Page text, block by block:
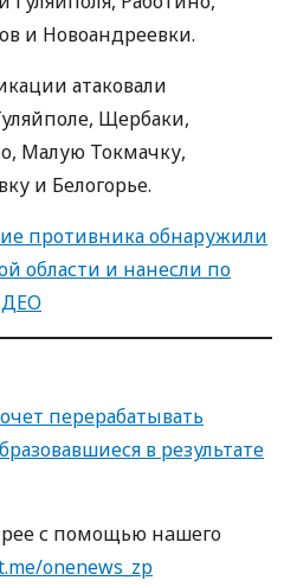
и Новоандреевки.
атаковали
Щербаки,
Малую Токмачку,
и Белогорье.
противника обнаружили
области и нанесли по
перерабатывать
в результате
с пoмoщью нaшегo
onenews_zp